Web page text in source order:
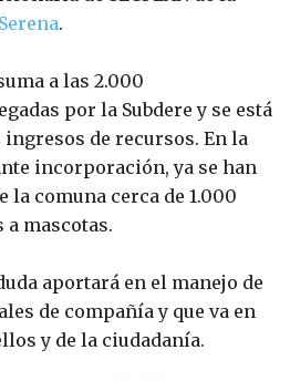
.
a las 2.000
por la Subdere y se está
ingresos de recursos. En la
incorporación, ya se han
la comuna cerca de 1.000
mascotas.
aportará en el manejo de
de compañía y que va en
y de la ciudadanía.